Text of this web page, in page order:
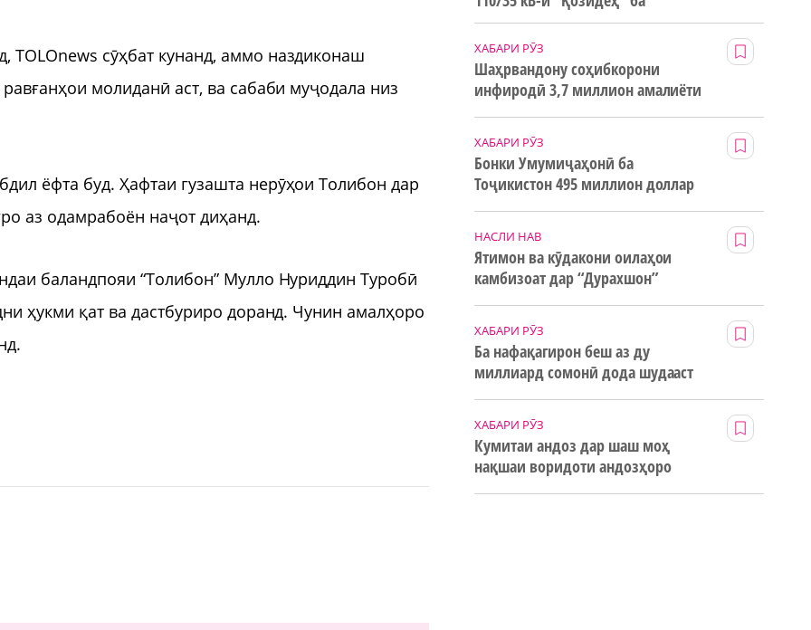
TOLOnews сӯҳбат кунанд, аммо наздиконаш
молиданӣ аст, ва сабаби муҷодала низ
ёфта буд. Ҳафтаи гузашта нерӯҳои Толибон дар
аз одамрабоён наҷот диҳанд.
баландпояи “Толибон” Мулло Нуриддин Туробӣ
ҳукми қат ва дастбуриро доранд. Чунин амалҳоро
истифода дода мешавад
ХАБАРИ РӮЗ
Шаҳрвандону соҳибкорони
инфиродӣ 3,7 миллион амалиёти
ХАБАРИ РӮЗ
Бонки Умумиҷаҳонӣ ба
Тоҷикистон 495 миллион доллар
НАСЛИ НАВ
Ятимон ва кӯдакони оилаҳои
камбизоат дар “Дурахшон”
ХАБАРИ РӮЗ
Ба нафақагирон беш аз ду
миллиард сомонӣ дода шудааст
ХАБАРИ РӮЗ
Кумитаи андоз дар шаш моҳ
нақшаи воридоти андозҳоро